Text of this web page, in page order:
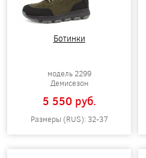
Ботинки
модель 2299
Демисезон
5 550 pуб.
Размеры (RUS): 32-37